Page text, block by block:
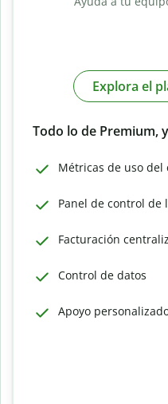
Explora el
Todo lo de Premium,
Métricas de uso del
Panel de control de
Facturación
Control de datos
Apoyo